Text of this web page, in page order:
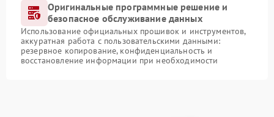
Оригинальные программные решение и
безопасное обслуживание данных
Использование официальных прошивок и инструментов,
аккуратная работа с пользовательскими данными:
резервное копирование, конфиденциальность и
восстановление информации при необходимости